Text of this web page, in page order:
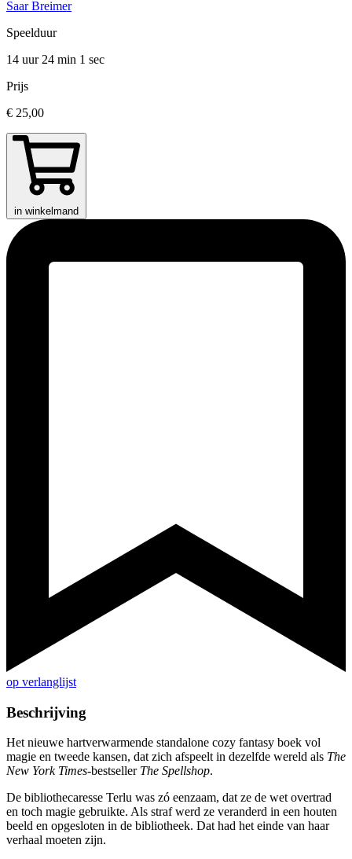
Saar Breimer
Speelduur
14 uur 24 min 1 sec
Prijs
€ 25,00
in winkelmand
op verlanglijst
Beschrijving
Het nieuwe hartverwarmende standalone cozy fantasy boek vol
magie en tweede kansen, dat zich afspeelt in dezelfde wereld als The
New York Times-bestseller The Spellshop.
De bibliothecaresse Terlu was zó eenzaam, dat ze de wet overtrad
en toch magie gebruikte. Als straf werd ze veranderd in een houten
beeld en opgesloten in de bibliotheek. Dat had het einde van haar
verhaal moeten zijn.